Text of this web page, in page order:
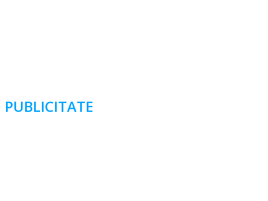
PUBLICITATE